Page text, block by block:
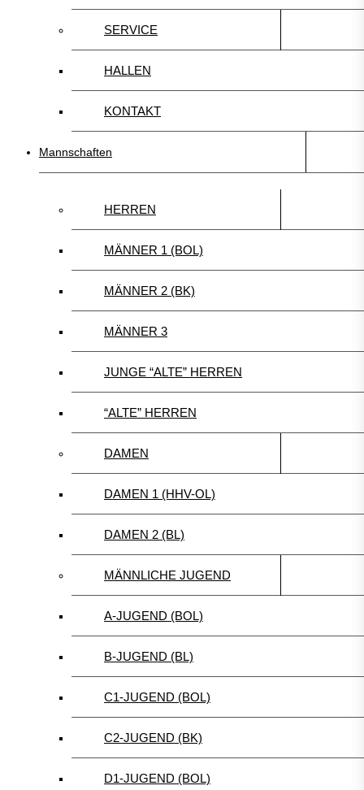
SERVICE
HALLEN
KONTAKT
Mannschaften
HERREN
MÄNNER 1 (BOL)
MÄNNER 2 (BK)
MÄNNER 3
JUNGE “ALTE” HERREN
“ALTE” HERREN
DAMEN
DAMEN 1 (HHV-OL)
DAMEN 2 (BL)
MÄNNLICHE JUGEND
A-JUGEND (BOL)
B-JUGEND (BL)
C1-JUGEND (BOL)
C2-JUGEND (BK)
D1-JUGEND (BOL)